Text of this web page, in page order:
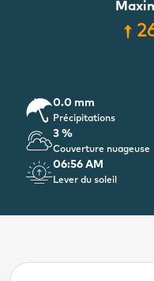
0.0 mm
Précipitations
3 %
Couverture nuageuse
06:56 AM
Lever du soleil